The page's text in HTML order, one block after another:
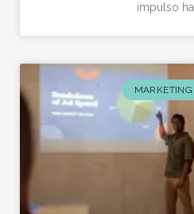
impulso